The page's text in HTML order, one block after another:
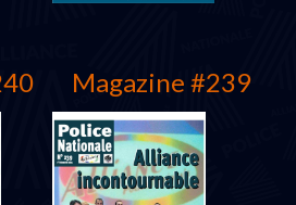
Magazine #239